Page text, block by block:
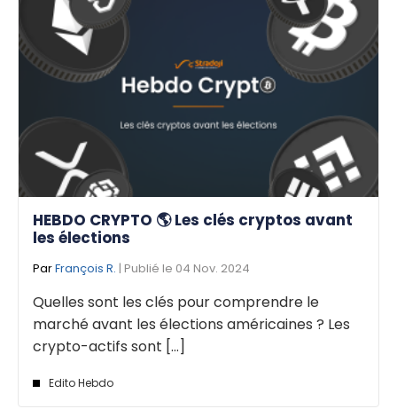
HEBDO CRYPTO 🌎 Les clés cryptos avant
les élections
ParFrançois R. | Publié le 04 Nov. 2024
Quelles sont les clés pour comprendre le
marché avant les élections américaines ? Les
crypto-actifs sont [...]
Edito Hebdo